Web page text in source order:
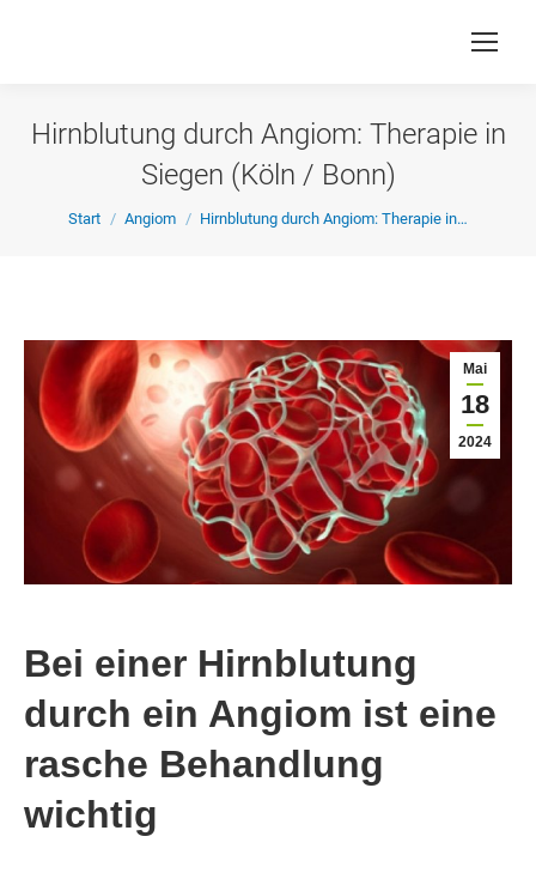
Hirnblutung durch Angiom: Therapie in
Siegen (Köln / Bonn)
Sie befinden sich hier:
Start Angiom Hirnblutung durch Angiom: Therapie in…
Mai
18
2024
Bei einer Hirnblutung
durch ein Angiom ist eine
rasche Behandlung
wichtig